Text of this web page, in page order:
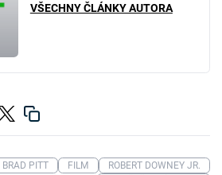
VŠECHNY ČLÁNKY AUTORA
BRAD PITT FILM
ROBERT DOWNEY JR.